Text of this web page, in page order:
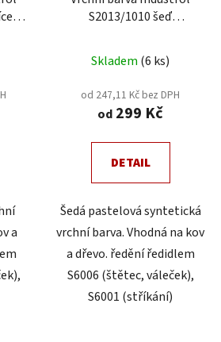
a
S2013/1010 šeď
Skladem (6 ks)
od 247,11 Kč bez DPH
od 299 Kč
DETAIL
Šedá pastelová syntetická
vrchní barva. Vhodná na kov
a dřevo. ředění ředidlem
S6006 (štětec, váleček),
S6001 (stříkání)